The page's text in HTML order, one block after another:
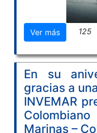
paisajes
promoviendo una
donde la
bienestar de las
Colombia y
programa
océano
Oriental, una de
biodiversas y
Ver más 125
En su
gracias a
INVEMAR
Marinas –